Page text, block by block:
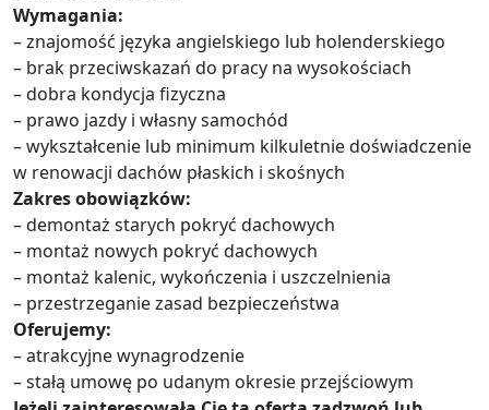
Wymagania:
– znajomość języka angielskiego lub holenderskiego
– brak przeciwskazań do pracy na wysokościach
– dobra kondycja fizyczna
– prawo jazdy i własny samochód
– wykształcenie lub minimum kilkuletnie doświadczenie
w renowacji dachów płaskich i skośnych
Zakres obowiązków:
– demontaż starych pokryć dachowych
– montaż nowych pokryć dachowych
– montaż kalenic, wykończenia i uszczelnienia
– przestrzeganie zasad bezpieczeństwa
Oferujemy:
– atrakcyjne wynagrodzenie
– stałą umowę po udanym okresie przejściowym